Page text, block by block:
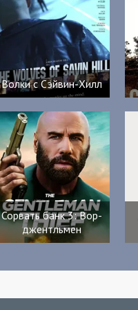
Волки с Сэйвин-Хилл
Сорвать банк 3: Вор-
джентльмен